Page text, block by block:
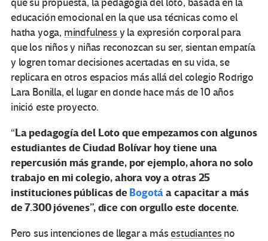
que su propuesta, la pedagogía del loto, basada en la
educación emocional en la que usa técnicas como el
hatha yoga, mindfulness y la expresión corporal para
que los niños y niñas reconozcan su ser, sientan empatía
y logren tomar decisiones acertadas en su vida, se
replicara en otros espacios más allá del colegio Rodrigo
Lara Bonilla, el lugar en donde hace más de 10 años
inició este proyecto.
“La pedagogía del Loto que empezamos con algunos
estudiantes de Ciudad Bolívar hoy tiene una
repercusión más grande, por ejemplo, ahora no solo
trabajo en mi colegio, ahora voy a otras 25
instituciones públicas de Bogotáa capacitar a más
de 7.300 jóvenes”, dice con orgullo este docente.
Pero sus intenciones de llegar a másestudiantes no